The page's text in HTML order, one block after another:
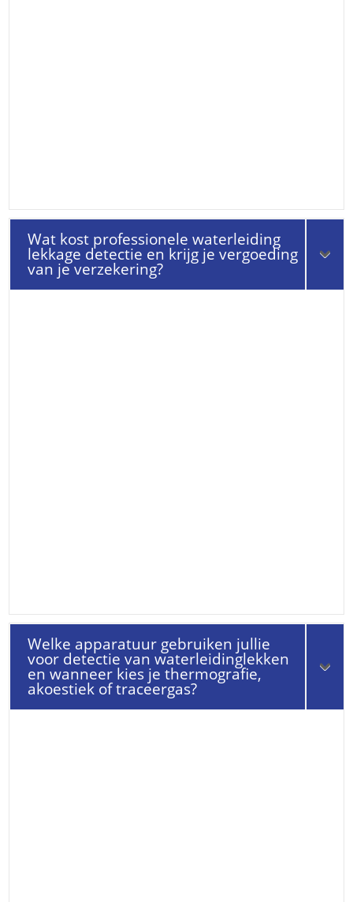
Wat kost professionele waterleiding
lekkage detectie en krijg je vergoeding
van je verzekering?
Welke apparatuur gebruiken jullie
voor detectie van waterleidinglekken
en wanneer kies je thermografie,
akoestiek of traceergas?